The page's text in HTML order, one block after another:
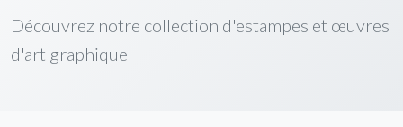
Découvrez notre collection d'estampes et œuvres
d'art graphique